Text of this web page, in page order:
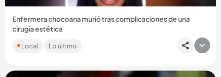
Enfermera chocoana murió tras complicaciones de una
cirugía estética
pero semanas después fue trasladada de urgencia a
Local Lo último